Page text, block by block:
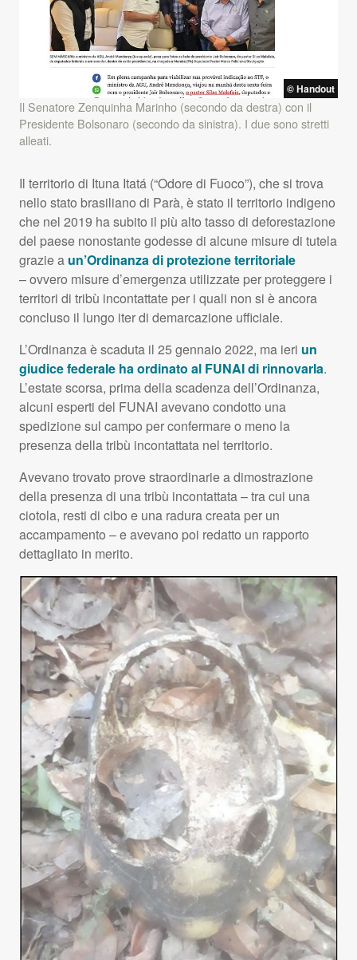
© Handout
Il Senatore Zenquinha Marinho (secondo da destra) con il
Presidente Bolsonaro (secondo da sinistra). I due sono stretti
alleati.
Il territorio di Ituna Itatá (“Odore di Fuoco”), che si trova
nello stato brasiliano di Parà, è stato il territorio indigeno
che nel 2019 ha subito il più alto tasso di deforestazione
del paese nonostante godesse di alcune misure di tutela
grazie a un’Ordinanza di protezione territoriale
– ovvero misure d’emergenza utilizzate per proteggere i
territori di tribù incontattate per i quali non si è ancora
concluso il lungo iter di demarcazione ufficiale.
L’Ordinanza è scaduta il 25 gennaio 2022, ma ieri un
giudice federale ha ordinato al FUNAIdi rinnovarla.
L’estate scorsa, prima della scadenza dell’Ordinanza,
alcuni esperti del FUNAI avevano condotto una
spedizione sul campo per confermare o meno la
presenza della tribù incontattata nel territorio.
Avevano trovato prove straordinarie a dimostrazione
della presenza di una tribù incontattata – tra cui una
ciotola, resti di cibo e una radura creata per un
accampamento – e avevano poi redatto un rapporto
dettagliato in merito.